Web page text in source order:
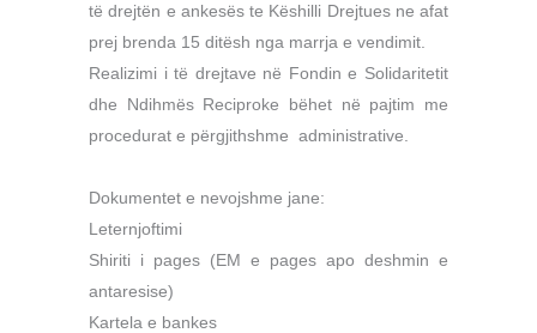
të drejtën e ankesës te Këshilli Drejtues ne afat
prej brenda 15 ditësh nga marrja e vendimit.
Realizimi i të drejtave në Fondin e Solidaritetit
dhe Ndihmës Reciproke bëhet në pajtim me
procedurat e përgjithshme administrative.
Dokumentet e nevojshme jane:
Leternjoftimi
Shiriti i pages (EM e pages apo deshmin e
antaresise)
Kartela e bankes